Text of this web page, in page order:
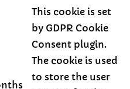
This cookie is set
by GDPR Cookie
Consent plugin.
The cookie is used
to store the user